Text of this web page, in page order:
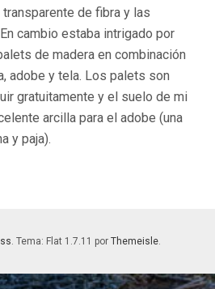
de fibra y las
cambio estaba intrigado por
de madera en combinación
adobe y tela. Los palets son
gratuitamente y el suelo de mi
arcilla para el adobe (una
y paja).
. Tema: Flat 1.7.11 por Themeisle.